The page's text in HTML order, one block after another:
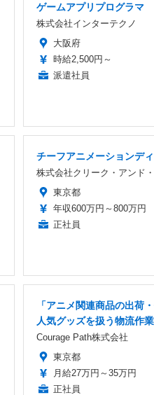
ゲームアプリプログラマ
株式会社インターテクノ
大阪府
時給2,500円～
派遣社員
チーフアニメーションデ
株式会社クリーク・アンド
東京都
年収600万円～800万円
正社員
「アニメ関連商品の出荷
人気グッズを扱う物流作業
Courage Path株式会社
東京都
月給27万円～35万円
正社員